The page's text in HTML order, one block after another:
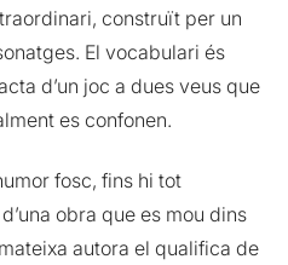
construït per un
El vocabulari és
d’un joc a dues veus que
es confonen.
fosc, fins hi tot
obra que es mou dins
autora el qualifica de